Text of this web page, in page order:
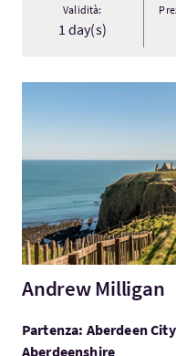
Validità:
1 day(s)
Andrew Milligan
Partenza: Aberdeen
Aberdeenshire